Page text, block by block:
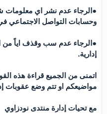
●الرجاء عدم نشر اي معلومات
وحسابات التواصل الاجتماعي
●الرجاء عدم سب وقذف اياً من
إدارية.
اتمنى من الجميع قراءة هذه
مواضيعكم او تتم وضع عقوبات
مع تحيات إدارة منتدى نودزاوي